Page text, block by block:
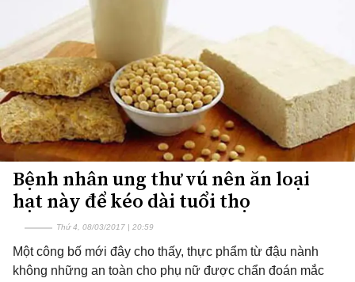
Bệnh nhân ung thư vú nên ăn loại
hạt này để kéo dài tuổi thọ
Thứ 4, 08/03/2017 | 20:59
Một công bố mới đây cho thấy, thực phẩm từ đậu nành
không những an toàn cho phụ nữ được chẩn đoán mắc